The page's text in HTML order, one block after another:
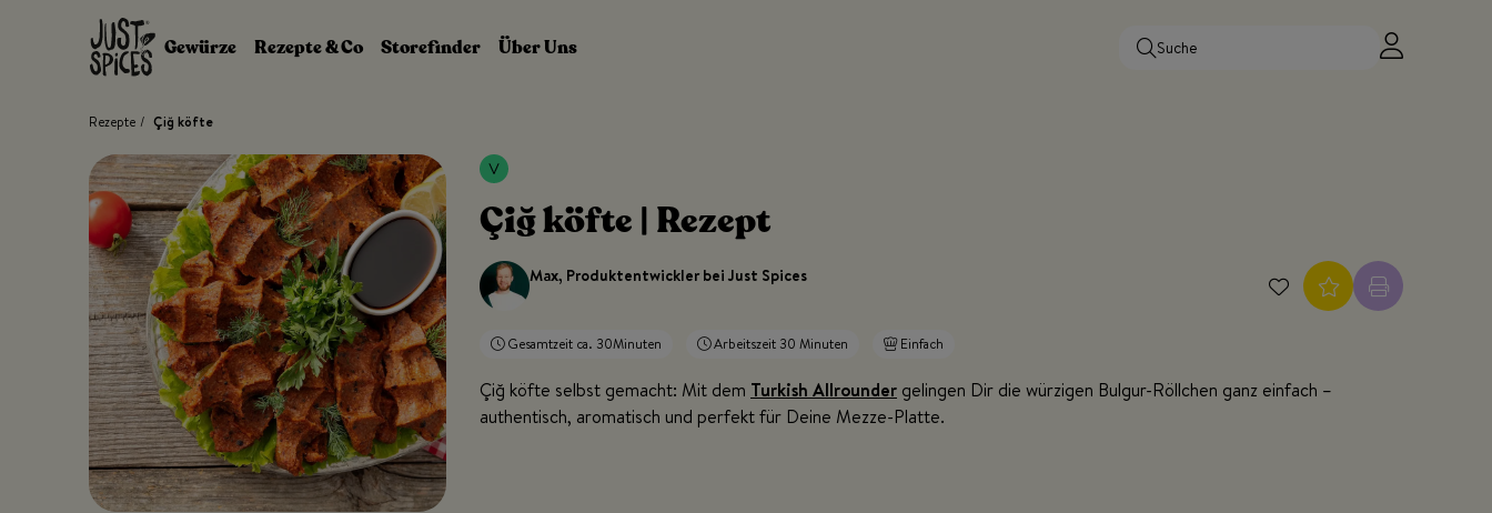
Zum Inhalt springen
Gewürze
Rezepte & Co Storefinder Über Uns
Rezepte / Çiğ köfte
Çiğ köfte | Rezept
Max, Produktentwickler bei Just Spices
Gesamtzeit ca. 30Minuten Arbeitszeit 30 Minuten Einfach
Çiğ köfte selbst gemacht: Mit dem Turkish Allrounder gelingen Dir die würzigen Bulgur-Röllchen ganz einfach –
authentisch, aromatisch und perfekt für Deine Mezze-Platte.